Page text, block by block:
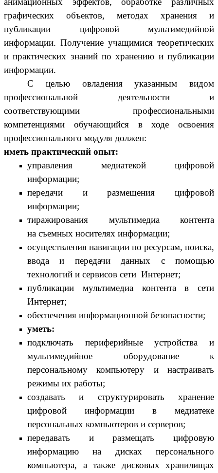
графических объектов, методах хранения и
публикации цифровой мультимедийной
информации. Получение учащимися теоретических
и практических знаний по хранению и публикации
информации.
С целью овладения указанным видом
профессиональной деятельности и
соответствующими профессиональными
компетенциями обучающийся в ходе освоения
профессионального модуля должен:
иметь практический опыт:
управления медиатекой цифровой
информации;
передачи и размещения цифровой
информации;
тиражирования мультимедиа контента
на съемных носителях информации;
осуществления навигации по ресурсам, поиска,
ввода и передачи данных с помощью
технологий и сервисов сети Интернет;
публикации мультимедиа контента в сети
Интернет;
обеспечения информационной безопасности;
уметь:
подключать периферийные устройства и
мультимедийное оборудование к
персональному компьютеру и настраивать
режимы их работы;
создавать и структурировать хранение
цифровой информации в медиатеке
персональных компьютеров и серверов;
передавать и размещать цифровую
информацию на дисках персонального
компьютера, а также дисковых хранилищах